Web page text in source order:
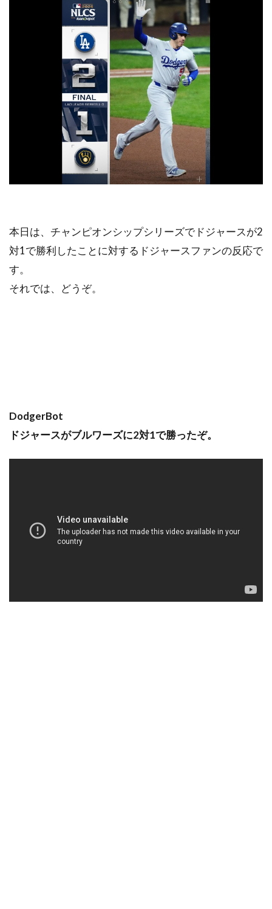
本日は、チャンピオンシップシリーズでドジャースが2
対1で勝利したことに対するドジャースファンの反応で
す。
それでは、どうぞ。
DodgerBot
ドジャースがブルワーズに2対1で勝ったぞ。